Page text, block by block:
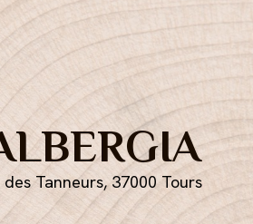
Tanneurs, 37000 Tours